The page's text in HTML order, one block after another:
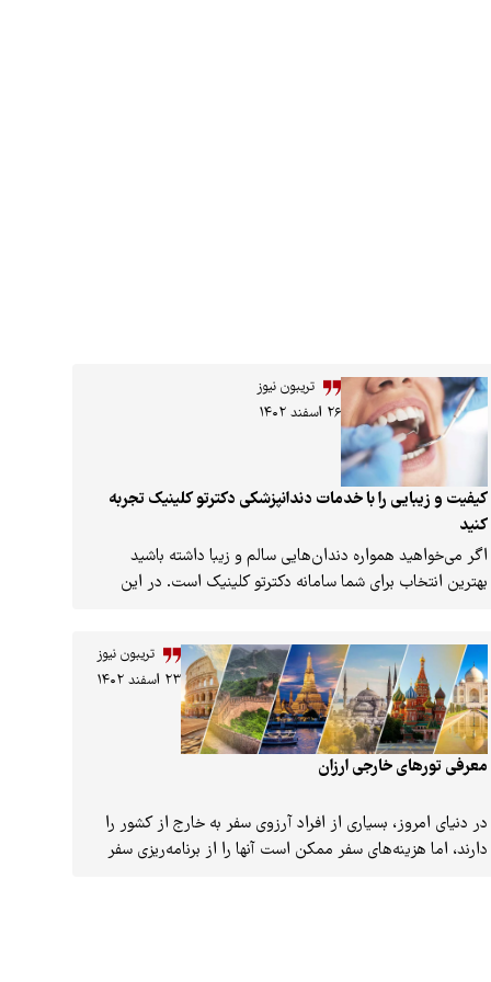
تریبون نیوز
۲۶ اسفند ۱۴۰۲
کیفیت و زیبایی را با خدمات دندانپزشکی دکترتو کلینیک تجربه
کنید
اگر می‌خواهید همواره دندان‌هایی سالم و زیبا داشته باشید
بهترین انتخاب برای شما سامانه دکترتو کلینیک است. در این
سرویس‌دهندگان را انتخاب کنند.
تریبون نیوز
۲۳ اسفند ۱۴۰۲
معرفی تورهای خارجی ارزان
در دنیای امروز، بسیاری از افراد آرزوی سفر به خارج از کشور را
دارند، اما هزینه‌های سفر ممکن است آنها را از برنامه‌ریزی سفر